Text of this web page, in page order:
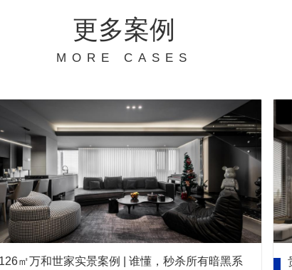
更多案例
MORE CASES